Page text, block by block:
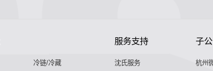
冷链/冷藏
服务支持
沈氏服务
子
杭州